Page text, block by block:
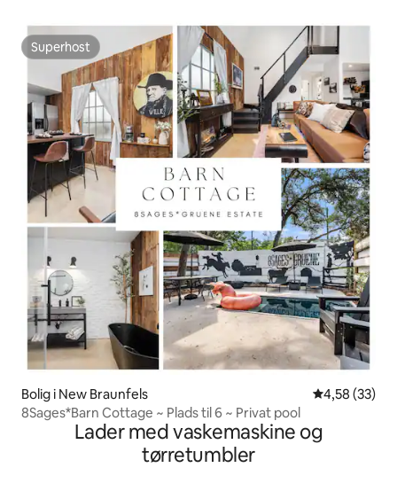
Superhost
Superhost
Bolig i New Braunfels 4,58 ud af 5 i
4,58 (33)
8Sages*Barn Cottage ~ Plads til 6 ~ Privat pool
Lader med vaskemaskine og
tørretumbler